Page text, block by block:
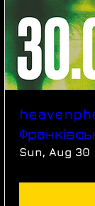
Sun, Aug 30